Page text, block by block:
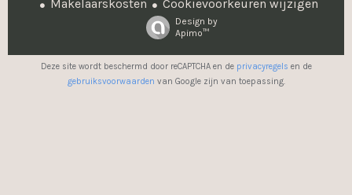
Makelaarskosten
Cookievoorkeuren wijzigen
Design by
Apimo™
Deze site wordt beschermd door reCAPTCHA en de privacyregels en de
gebruiksvoorwaarden van Google zijn van toepassing.